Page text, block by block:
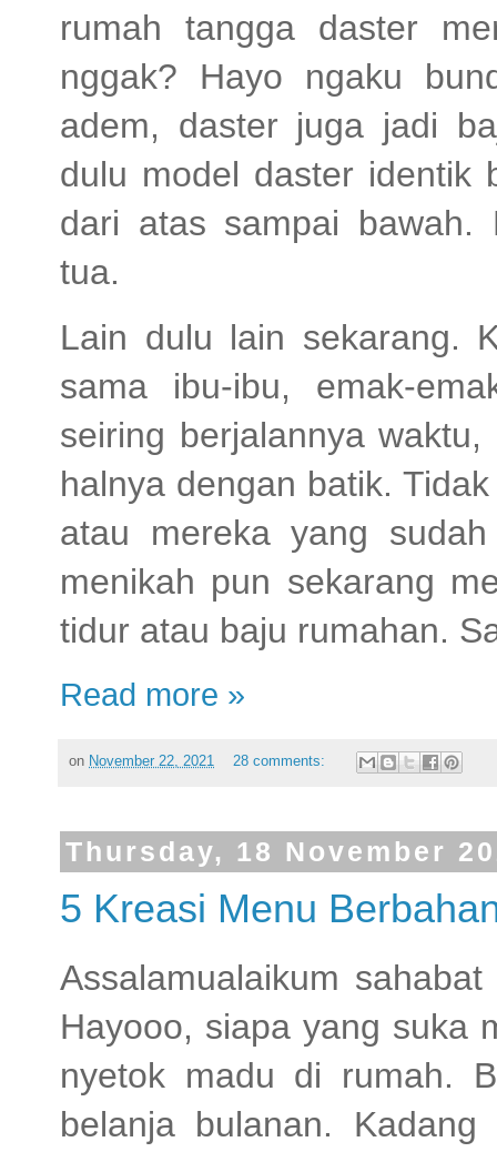
rumah tangga daster
nggak? Hayo ngaku
adem, daster juga jadi
dulu model daster identik
dari atas sampai
tua.
Lain dulu lain sekarang.
sama ibu-ibu, emak-
seiring berjalannya
halnya dengan batik.
atau mereka yang
menikah pun sekarang
tidur atau baju rumahan.
Read more »
on November 22, 2021 28 comments:
Thursday, 18 November
5 Kreasi Menu
Assalamualaikum
Hayooo, siapa yang suka
nyetok madu di rumah.
belanja bulanan.